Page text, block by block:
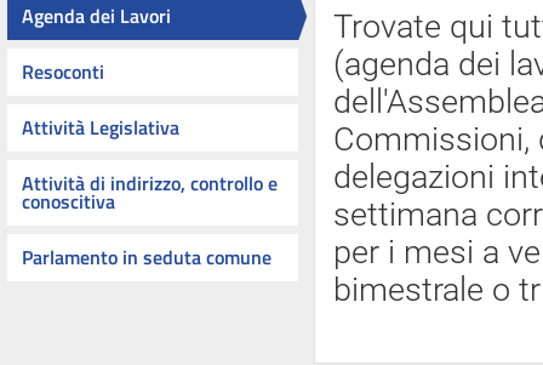
Agenda dei Lavori
Resoconti
Attività Legislativa
Attività di indirizzo, controllo e
conoscitiva
Parlamento in seduta comune
Trovate qui
(agenda dei
Commissioni,
delegazioni
settimana
per i mesi a
bimestrale o